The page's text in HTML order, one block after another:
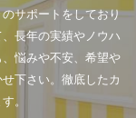
サポートをしており
長年の実績やノウハ
悩みや不安、希望や
下さい。徹底したカ
。